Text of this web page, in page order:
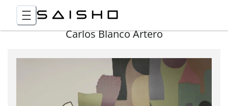
Carlos Blanco Artero